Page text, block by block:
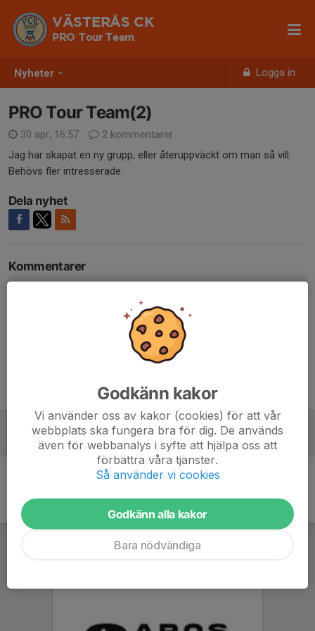
Nyheter Logga in
VÄSTERÅS CK
PRO Tour Team
PRO Tour Team(2)
30 apr, 16:57
2 kommentarer
Jag har skapat en ny grupp, eller återuppväckt om man så vill.
Behövs fler intresserade.
Dela nyhet
Kommentarer
3 jun, 21:11
Mycket tidigt skede. Plan för uppstart behöver utvecklas.
Tidigare nyheter
PRO Tour Team(2)
30 apr, 16:57 2
Godkänn kakor
Vi använder oss av kakor (cookies) för att vår
webbplats ska fungera bra för dig. De används
även för webbanalys i syfte att hjälpa oss att
förbättra våra tjänster.
Så använder vi cookies
Godkänn alla kakor
Bara nödvändiga